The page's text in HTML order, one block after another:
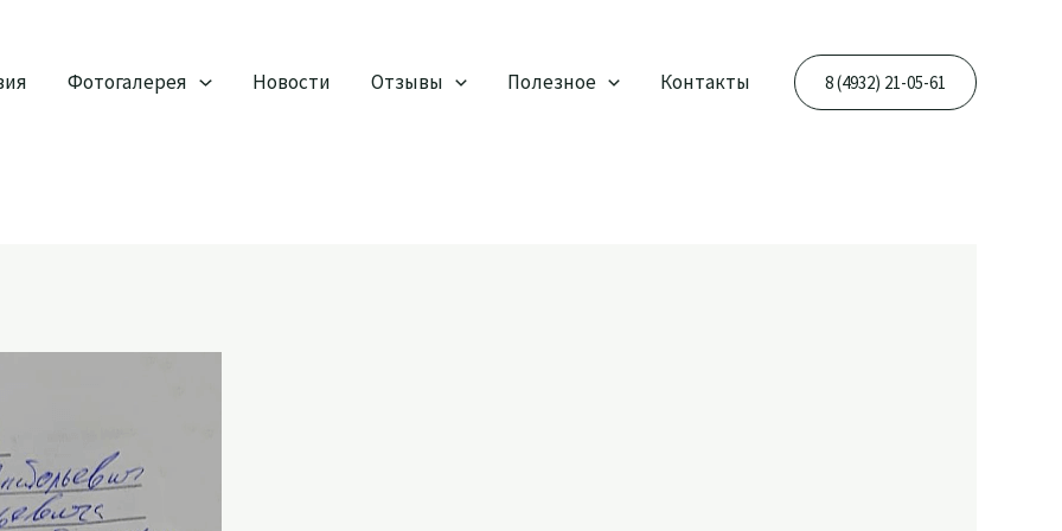
Фотогалерея Новости Отзывы Полезное Контакты 8 (4932) 21-05-61